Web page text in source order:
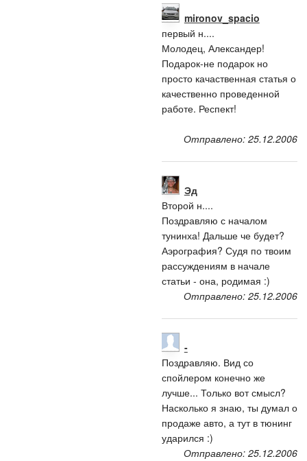
mironov_spacio
первый н....
Молодец, Александер!
Подарок-не подарок но
просто качаственная статья о
качественно проведенной
работе. Респект!
Отправлено: 25.12.2006
Эд
Второй н....
Поздравляю с началом
тунинха! Дальше че будет?
Аэрография? Судя по твоим
рассуждениям в начале
статьи - она, родимая :)
Отправлено: 25.12.2006
-
Поздравляю. Вид со
спойлером конечно же
лучше... Только вот смысл?
Насколько я знаю, ты думал о
продаже авто, а тут в тюнинг
ударился :)
Отправлено: 25.12.2006